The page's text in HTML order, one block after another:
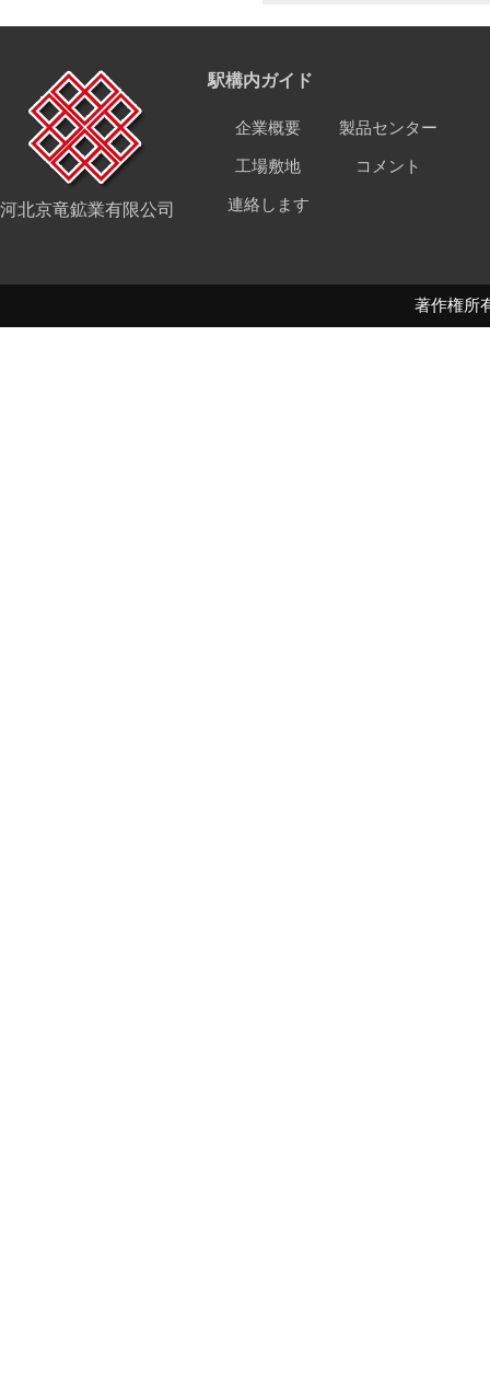
河北京竜鉱業有限公司
駅構内ガイド
企業概要 製品センター
工場敷地 コメント
連絡します
著作権所